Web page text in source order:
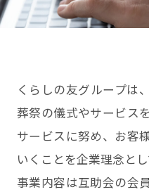
くらしの友グループは
葬祭の儀式やサービス
サービスに努め、お客
いくことを企業理念とし
事業内容は互助会の会